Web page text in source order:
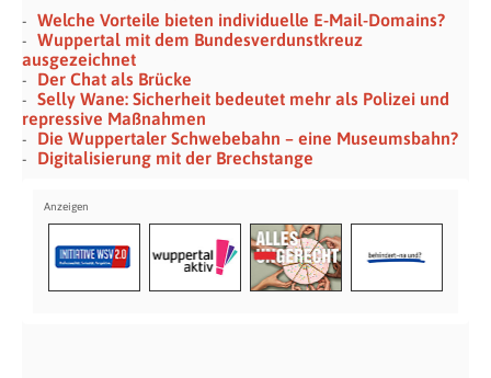
Welche Vorteile bieten individuelle E-Mail-Domains?
Wuppertal mit dem Bundesverdunstkreuz
ausgezeichnet
Der Chat als Brücke
Selly Wane: Sicherheit bedeutet mehr als Polizei und
repressive Maßnahmen
Die Wuppertaler Schwebebahn – eine Museumsbahn?
Digitalisierung mit der Brechstange